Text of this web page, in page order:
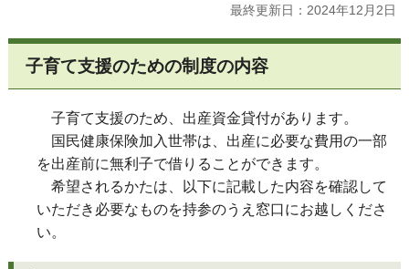
最終更新日：2024年12月2日
子育て支援のための制度の内容
子育て支援のため、出産資金貸付があります。
国民健康保険加入世帯は、出産に必要な費用の一部
を出産前に無利子で借りることができます。
希望されるかたは、以下に記載した内容を確認して
いただき必要なものを持参のうえ窓口にお越しくださ
い。